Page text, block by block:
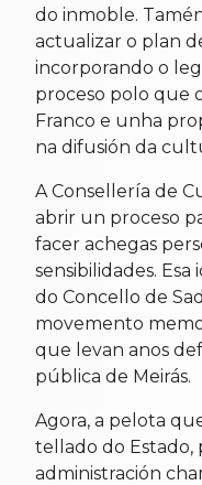
do inmoble.
actualizar o plan
incorporando o
proceso polo que
Franco e unha
na difusión da
A Consellería de
abrir un proceso
facer achegas
sensibilidades.
do Concello de
movemento
que levan anos
pública de Meirás.
Agora, a pelota
tellado do Estado,
administración